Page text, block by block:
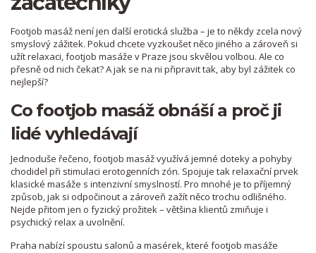
Footjob masáž není jen další erotická služba – je to někdy zcela nový
smyslový zážitek. Pokud chcete vyzkoušet něco jiného a zároveň si
užít relaxaci, footjob masáže v Praze jsou skvělou volbou. Ale co
přesně od nich čekat? A jak se na ni připravit tak, aby byl zážitek co
nejlepší?
Co footjob masáž obnáší a proč ji
lidé vyhledávají
Jednoduše řečeno, footjob masáž využívá jemné doteky a pohyby
chodidel při stimulaci erotogenních zón. Spojuje tak relaxační prvek
klasické masáže s intenzivní smyslností. Pro mnohé je to příjemný
způsob, jak si odpočinout a zároveň zažít něco trochu odlišného.
Nejde přitom jen o fyzický prožitek – většina klientů zmiňuje i
psychický relax a uvolnění.
Praha nabízí spoustu salonů a masérek, které footjob masáže